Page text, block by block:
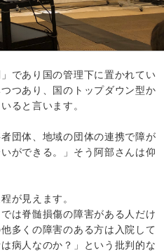
であり国の管理下に置かれてい
つあり、国のトップダウン型か
ると言います。
団体、地域の団体の連携で障が
ができる。」そう阿部さんは仰
が見えます。
は脊髄損傷の障害がある人だけ
多くの障害のある方は入院して
病人なのか？」という批判的な